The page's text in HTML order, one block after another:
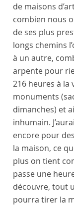
de maisons
combien nous
de ses plus
longs chemins
à un autre,
arpente pour
216 heures à la
monuments
dimanches) et
inhumain.
encore pour
la maison, ce
plus on tient
passe une
découvre, tout
pourra tirer la